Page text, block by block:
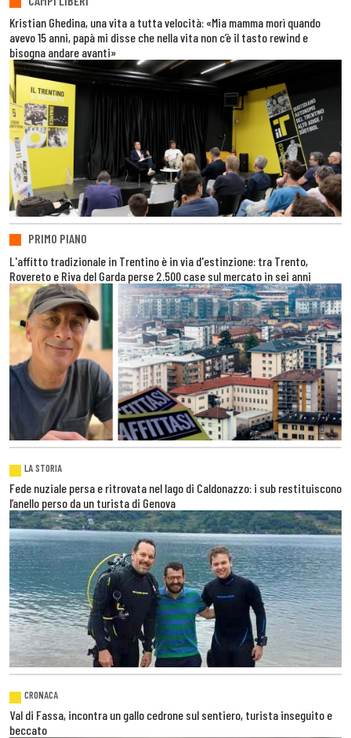
Kristian Ghedina, una vita a tutta velocità: «Mia mamma morì quando
avevo 15 anni, papà mi disse che nella vita non c’è il tasto rewind e
bisogna andare avanti»
PRIMO PIANO
L'affitto tradizionale in Trentino è in via d'estinzione: tra Trento,
Rovereto e Riva del Garda perse 2.500 case sul mercato in sei anni
LA STORIA
Fede nuziale persa e ritrovata nel lago di Caldonazzo: i sub restituiscono
l’anello perso da un turista di Genova
CRONACA
Val di Fassa, incontra un gallo cedrone sul sentiero, turista inseguito e
beccato